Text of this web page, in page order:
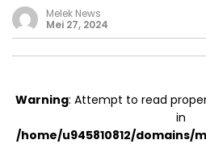
Melek News
Mei 27, 2024
Warning: Attempt to read
in
/home/u945810812/domains/